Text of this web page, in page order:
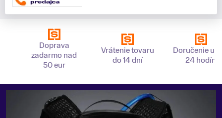
Doprava
zadarmo nad
50 eur
Vrátenie tovaru
do 14 dní
Doručenie už
24 hodín